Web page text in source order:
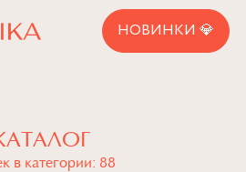
НОВИНКИ 💎
в категории: 88